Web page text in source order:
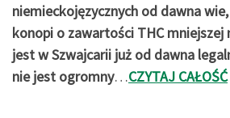
niemieckojęzycznych od dawna
konopi o zawartości THC mniejszej
jest w Szwajcarii już od dawna
nie jest ogromny…CZYTAJ CAŁOŚĆ